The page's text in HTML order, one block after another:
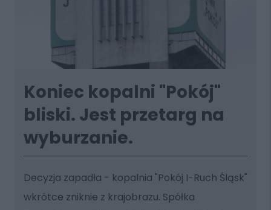
Koniec kopalni "Pokój"
bliski. Jest przetarg na
wyburzanie.
Decyzja zapadła - kopalnia "Pokój I-Ruch Śląsk"
wkrótce zniknie z krajobrazu. Spółka